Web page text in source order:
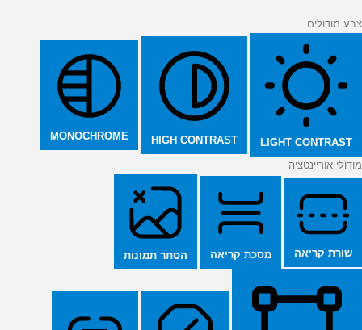
צבע מודולים
LIGHT CONTRAST
HIGH CONTRAST
MONOCHROME
מודולי אוריינטציה
שורת קריאה מסכת קריאה הסתר תמונות